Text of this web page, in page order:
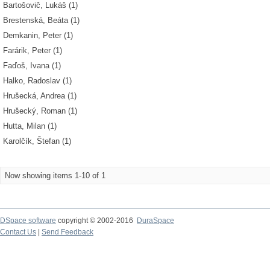
Bartošovič, Lukáš (1)
Brestenská, Beáta (1)
Demkanin, Peter (1)
Farárik, Peter (1)
Faďoš, Ivana (1)
Halko, Radoslav (1)
Hrušecká, Andrea (1)
Hrušecký, Roman (1)
Hutta, Milan (1)
Karolčík, Štefan (1)
Now showing items 1-10 of 1
DSpace software copyright © 2002-2016
DuraSpace
Contact Us
Send Feedback